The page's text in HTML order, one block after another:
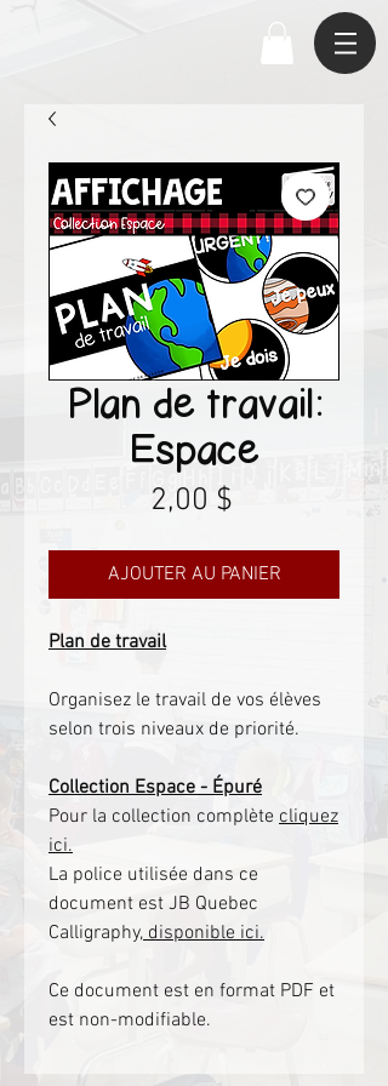
Plan de travail:
Espace
2,00 $Prix
AJOUTER AU PANIER
Plan de travail
Organisez le travail de vos élèves
selon trois niveaux de priorité.
Collection Espace - Épuré
Pour la collection complète cliquez
ici.
La police utilisée dans ce
document est JB Quebec
Calligraphy, disponible ici.
Ce document est en format PDF et
est non-modifiable.